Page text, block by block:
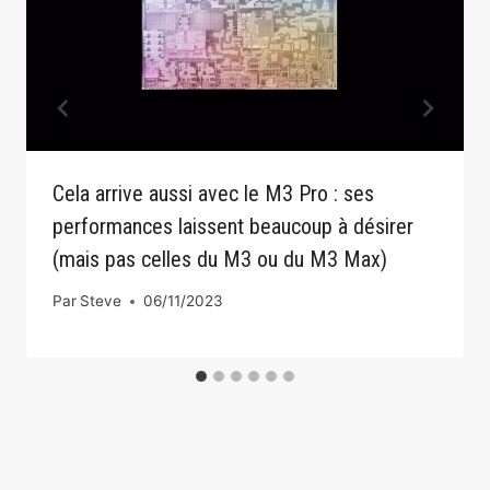
Cela arrive aussi avec le M3 Pro : ses
performances laissent beaucoup à désirer
(mais pas celles du M3 ou du M3 Max)
Par Steve 06/11/2023